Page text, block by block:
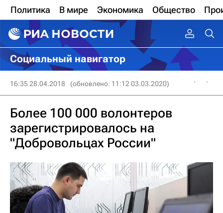
Политика В мире Экономика Общество
Социальный навигатор
16:35 28.04.2018 (обновлено: 11:12 03.03.2020)
Более 100 000 волонтеров
зарегистрировалось на
"Добровольцах России"